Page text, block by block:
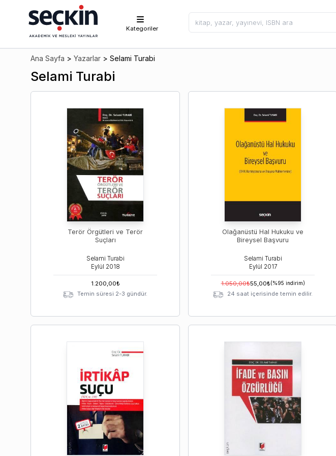
Kategoriler
Ana Sayfa > Yazarlar > Selami Turabi
Selami Turabi
Terör Örgütleri ve Terör
Suçları
Selami Turabi
Eylül 2018
1.200,00₺
Temin süresi 2-3 gündür.
Olağanüstü Hal Hukuku ve
Bireysel Başvuru
Selami Turabi
Eylül 2017
1.050,00₺55,00₺(%95 indirim)
24 saat içerisinde temin edilir.